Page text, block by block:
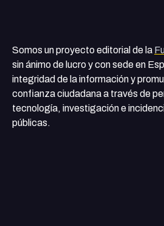
Somos un proyecto editorial de la
sin ánimo de lucro y con sede en
integridad de la información y
confianza ciudadana a través de
tecnología, investigación e
públicas.